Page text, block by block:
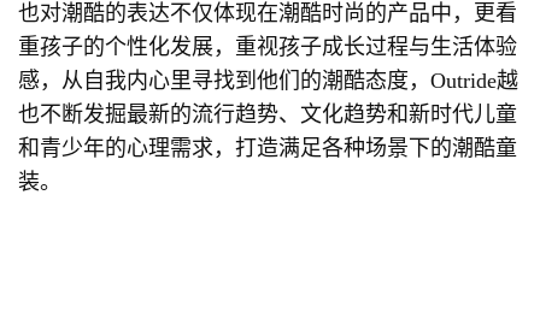
也对潮酷的表达不仅体现在潮酷时尚的产品中，更看
重孩子的个性化发展，重视孩子成长过程与生活体验
感，从自我内心里寻找到他们的潮酷态度，Outride越
也不断发掘最新的流行趋势、文化趋势和新时代儿童
和青少年的心理需求，打造满足各种场景下的潮酷童
装。